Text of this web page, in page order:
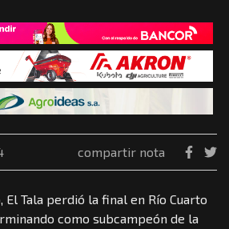
compartir nota
Tala perdió la final en Río Cuarto
como subcampeón de la